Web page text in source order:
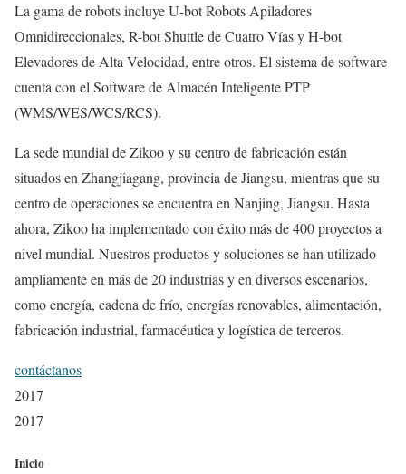
La gama de robots incluye U-bot Robots Apiladores
Omnidireccionales, R-bot Shuttle de Cuatro Vías y H-bot
Elevadores de Alta Velocidad, entre otros. El sistema de software
cuenta con el Software de Almacén Inteligente PTP
(WMS/WES/WCS/RCS).
La sede mundial de Zikoo y su centro de fabricación están
situados en Zhangjiagang, provincia de Jiangsu, mientras que su
centro de operaciones se encuentra en Nanjing, Jiangsu. Hasta
ahora, Zikoo ha implementado con éxito más de 400 proyectos a
nivel mundial. Nuestros productos y soluciones se han utilizado
ampliamente en más de 20 industrias y en diversos escenarios,
como energía, cadena de frío, energías renovables, alimentación,
fabricación industrial, farmacéutica y logística de terceros.
contáctanos
2017
2017
Inicio